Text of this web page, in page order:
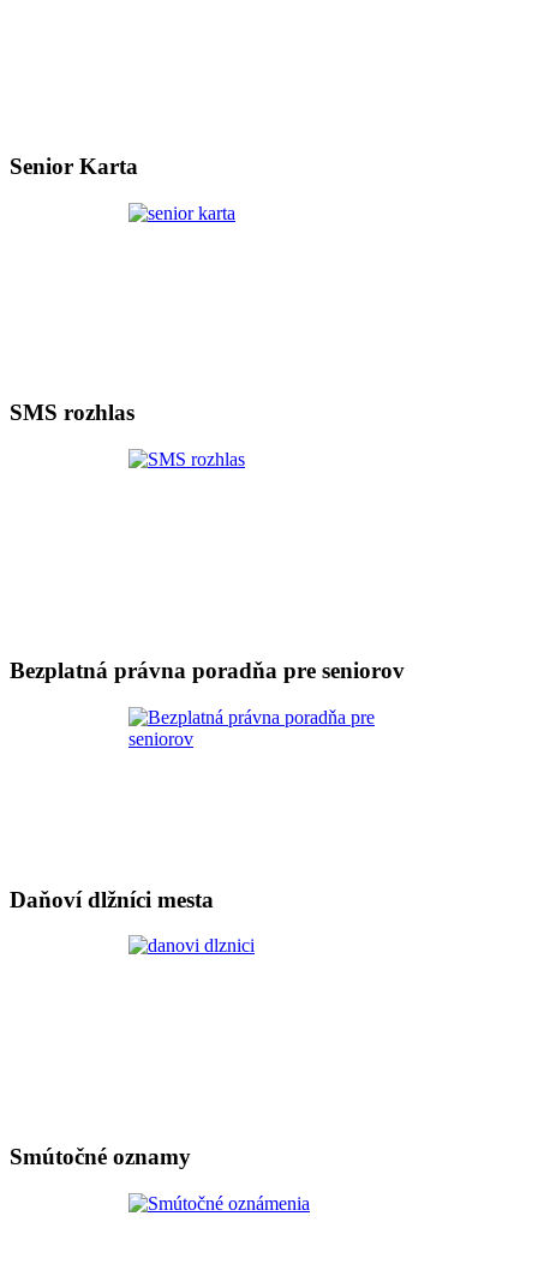
Senior Karta
SMS rozhlas
Bezplatná právna poradňa pre seniorov
Daňoví dlžníci mesta
Smútočné oznamy